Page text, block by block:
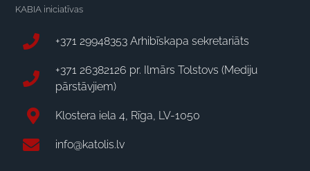
KABIA iniciatīvas
+371 29948353 Arhibīskapa sekretariāts
+371 26382126 pr. Ilmārs Tolstovs (Mediju
pārstāvjiem)
Klostera iela 4, Rīga, LV-1050
info@katolis.lv